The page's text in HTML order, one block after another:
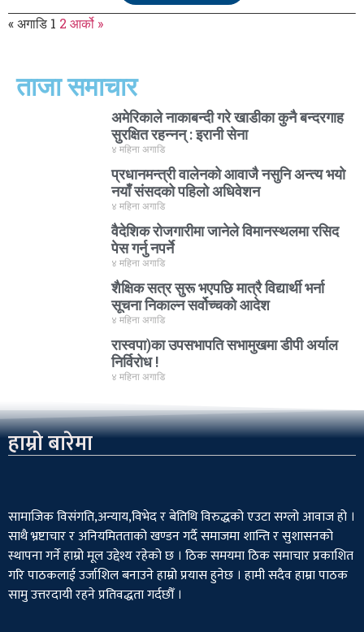
« अगाडि 1 2 आर्को »
ताजा समाचार
अमेरिकाले नाकाबन्दी गरे खाडीका कुनै बन्दरगाह
सुरक्षित रहन्नन् : इरानी सेना
४ महिना अगाडि
प्रधानमन्त्री वालेनको आवाजै नसुनि अन्त्य भयो
नयाँ संसदको पहिलो अधिवेशन
४ महिना अगाडि
वैदेशिक रोजगारीमा जानेले विमानस्थलमा रसिद
पेस गर्नु नपर्ने
४ महिना अगाडि
शैक्षिक सत्र सुरू भएपछि मात्रै विद्यार्थी भर्ना
सूचना निकाल्न सर्वोच्चको आदेश
४ महिना अगाडि
रास्वपा)का उपसभापति सभामुखमा डीपी अर्याल
निर्विरोध !
४ महिना अगाडि
हाम्रो बारेमा
सामाजिक विसंगति,अन्याय,विभेद­ र बेतिथि विरुद्धको एउटा सग्लो आवाज हो ।
साथै भ्रष्टाचार र अनियमितताको खण्डन गर्दै समाजमा शान्ति र सुशासनको
स्थापना गर्ने हाम्रो मूल उद्देश्य रहेको छ । ठिक समयमा ठिक समाचार प्रकाशित
गरि पाठकलाई उर्जाशिल बनाउने हाम्रो प्रयास हुनेछ । हामी सदैव हाम्रा पाठक
सामु उत्तरदायी रहने प्रतिवद्धता गर्दछौँ ।